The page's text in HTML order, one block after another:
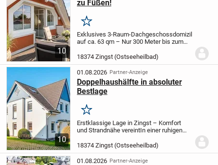
10
zu Füßen!
Merken
Exklusives 3-Raum-Dachgeschossdomizil
auf ca. 63 qm – Nur 300 Meter bis zum
Dachgeschosswohnung vereint
modernen Wohnkomfort, eine
erstklassige Lage und eine...
18374 Zingst (Ostseeheilbad)
10
01.08.2026 Partner-Anzeige
Doppelhaushälfte in absoluter
Bestlage
Merken
Erstklassige Lage in Zingst – Komfort
und Strandnähe vereintIn einer ruhigen
Störtebekerstraße des Ostseeheilbades
Zingst befindet sich diese gepflegte...
18374 Zingst (Ostseeheilbad)
01.08.2026 Partner-Anzeige